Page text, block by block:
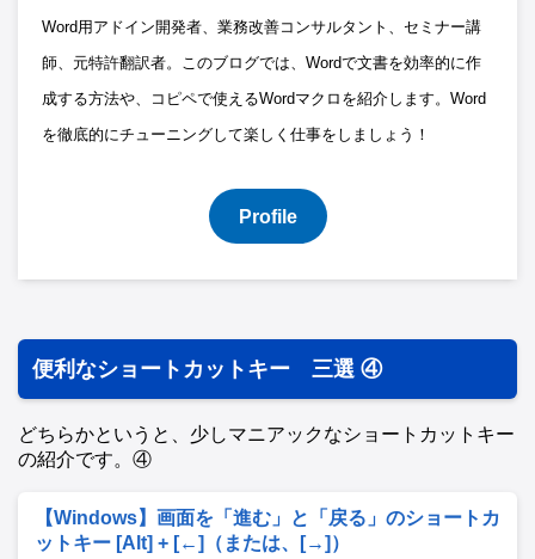
Word用アドイン開発者、業務改善コンサルタント、セミナー講
師、元特許翻訳者。このブログでは、Wordで文書を効率的に作
成する方法や、コピペで使えるWordマクロを紹介します。Word
を徹底的にチューニングして楽しく仕事をしましょう！
Profile
便利なショートカットキー 三選 ④
どちらかというと、少しマニアックなショートカットキー
の紹介です。④
【Windows】画面を「進む」と「戻る」のショートカ
ットキー [Alt] + [←]（または、[→]）